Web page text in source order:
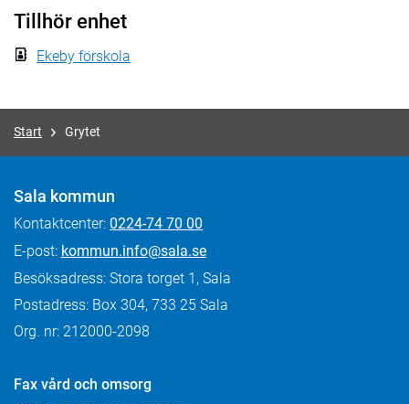
Tillhör enhet
Ekeby förskola
Start Grytet
Sala kommun
Kontaktcenter: 0224-74 70 00
E-post: kommun.info@sala.se
Besöksadress: Stora torget 1, Sala
Postadress: Box 304, 733 25 Sala
Org. nr: 212000-2098
Fax vård och omsorg